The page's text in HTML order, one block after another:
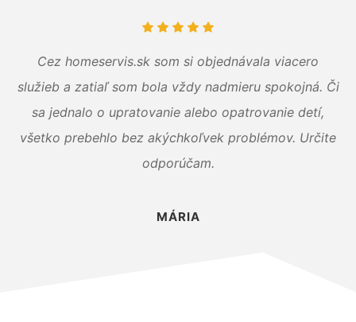
Cez homeservis.sk som si objednávala viacero
služieb a zatiaľ som bola vždy nadmieru spokojná. Či
sa jednalo o upratovanie alebo opatrovanie detí,
všetko prebehlo bez akýchkoľvek problémov. Určite
odporúčam.
MÁRIA